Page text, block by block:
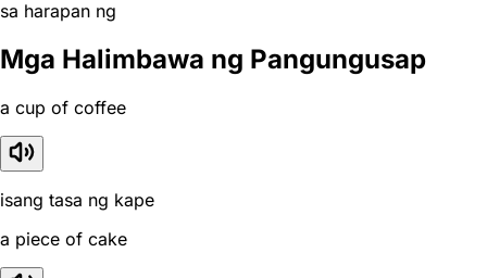
sa harapan ng
Mga Halimbawa ng Pangungusap
a cup of coffee
isang tasa ng kape
a piece of cake